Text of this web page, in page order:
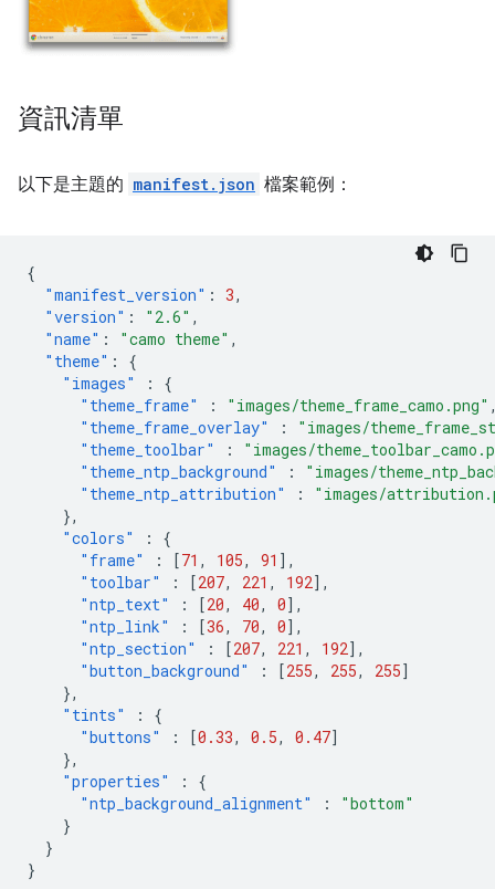
資訊清單
以下是主題的 manifest.json 檔案範例：
{
"manifest_version" : 3,
"version" : "2.6" ,
"name" : "camo theme" ,
"theme" :
{
"images"
:
{
"theme_frame"
: "images/theme_frame_camo.png"
"theme_frame_overlay"
:
"images/
"theme_toolbar"
:
"images/
"theme_ntp_background"
:
"images/
"theme_ntp_attribution"
:
"images/
},
"colors"
:
{
"frame"
: [71 , 105, 91 ],
"toolbar"
: [207, 221 , 192],
"ntp_text"
: [20, 40, 0],
"ntp_link"
: [36, 70, 0],
"ntp_section"
: [207, 221 , 192],
"button_background"
: [255, 255, 255]
},
"tints"
:
{
"buttons"
: [0.33, 0.5, 0.47]
},
"properties"
:
{
"ntp_background_alignment"
:
"bottom"
}
}
}